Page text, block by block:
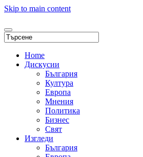
Skip to main content
Home
Дискусии
България
Култура
Европа
Мнения
Политика
Бизнес
Свят
Изгледи
България